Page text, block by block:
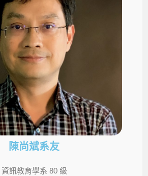
陳尚斌系友
資訊教育學系 80 級